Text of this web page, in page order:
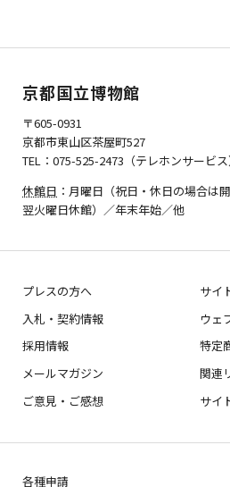
京都国立博物館
〒605-0931
京都市東山区茶屋町527
TEL：075-525-2473（テレホンサービス
休館日 ：月曜日（祝日・休日の場合は開
翌火曜日休館）／年末年始／他
プレスの方へ
サイ
入札・契約情報
ウェ
採用情報
特定
メールマガジン
関連
ご意見・ご感想
サイ
各種申請